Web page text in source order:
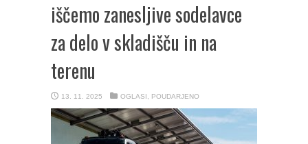
iščemo zanesljive sodelavce
za delo v skladišču in na
terenu
13. 11. 2025 OGLASI POUDARJENO